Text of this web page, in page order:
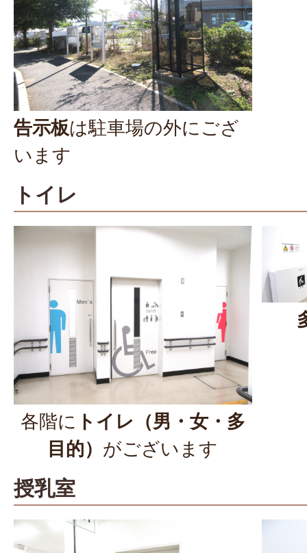
告示板は駐車場の外にござ
います
トイレ
各階に トイレ（男・女・多
目的） がございます
授乳室